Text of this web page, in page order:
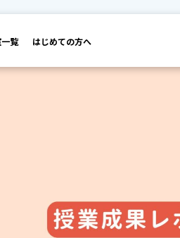
覧 はじめての方へ